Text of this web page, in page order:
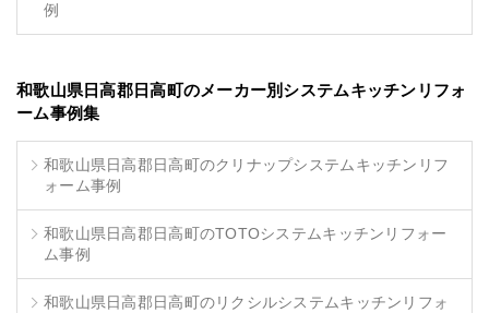
例
和歌山県日高郡日高町のメーカー別システムキッチンリフォ
ーム事例集
和歌山県日高郡日高町のクリナップシステムキッチンリフ
ォーム事例
和歌山県日高郡日高町のTOTOシステムキッチンリフォー
ム事例
和歌山県日高郡日高町のリクシルシステムキッチンリフォ